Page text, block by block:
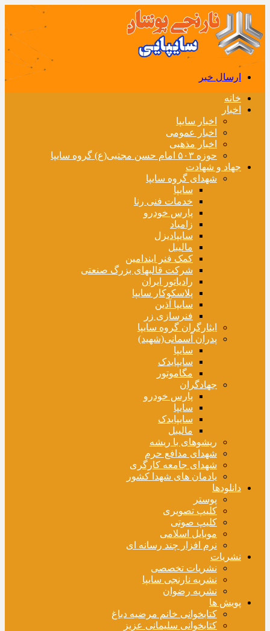
ارسال خبر
خانه
اخبار
اخبار سایپا
اخبار عمومی
اخبار مذهبی
حوزه ۵۰۳ امام حسن مجتبی(ع) گروه سایپا
جهاد و شهادت
شهدای گروه سایپا
سایپا
خدمات فنی رنا
پارس خودرو
زامیاد
سایپادیزل
مالیبل
کمک فنر ایندامین
شرکت قالبهای بزرگ صنعتی
رادیاتور ایران
پلاسکوکار سایپا
سایپا آذین
فنرسازی زر
ایثارگران گروه سایپا
پدران آسمانی(شهید)
سایپا
سایپایدک
مگاموتور
جهادگران
پارس خودرو
سایپا
سایپایدک
مالیبل
ریشوهای با ریشه
شهدای مدافع حرم
شهدای جامعه کارگری
یادمان های شهدا کشور
دانلودها
پوستر
کلیپ تصویری
کلیپ صوتی
موبایل اسلامی
نرم افزار چند رسانه ای
نشریات
نشریات تخصصی
نشریه نارنجی سایپا
نشریه رضوان
پویش ها
کتابخوانی خانم مرضیه دباغ
کتابخوانی سلیمانی عزیز